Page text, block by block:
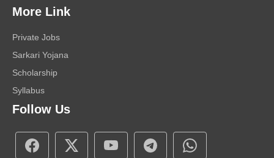
More Link
Private Jobs
Sarkari Yojana
Scholarship
Syllabus
Follow Us